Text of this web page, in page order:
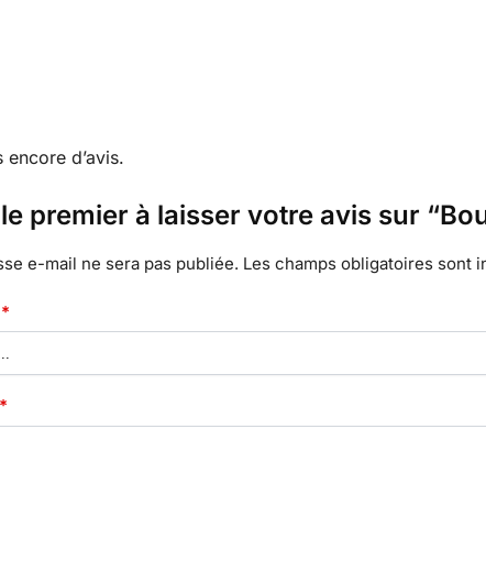
encore d’avis.
premier à laisser votre avis sur
e-mail ne sera pas publiée. Les champs obligatoires sont
*
*